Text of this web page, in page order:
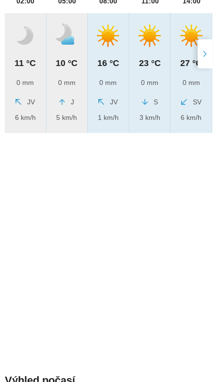
11 °C
0 mm
JV
6 km/h
10 °C
0 mm
J
5 km/h
16 °C
0 mm
JV
1 km/h
23 °C
0 mm
S
3 km/h
27 °C
0 mm
SV
6 km/h